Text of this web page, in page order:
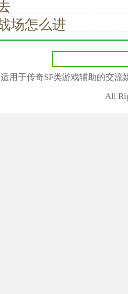
场怎么进
用于传奇SF类游戏辅助的交
All